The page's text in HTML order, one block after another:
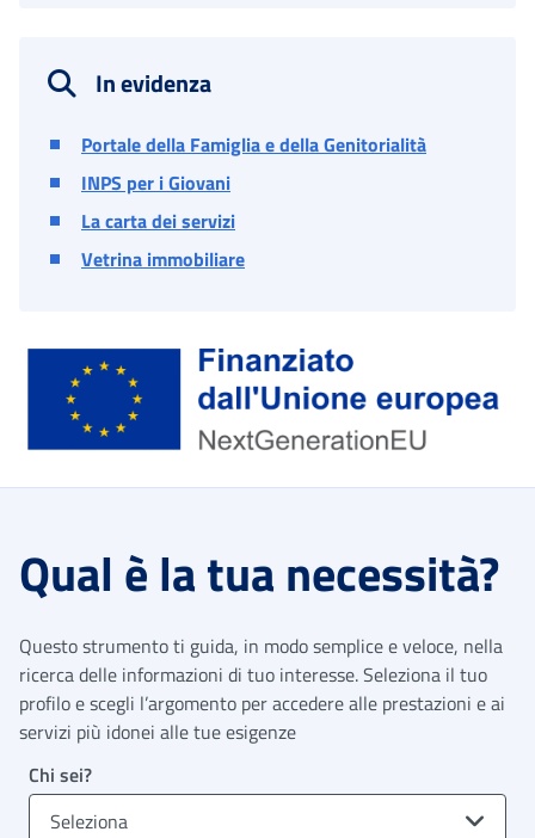
In evidenza
Portale della Famiglia e della Genitorialità
INPS per i Giovani
La carta dei servizi
Vetrina immobiliare
Qual è la tua necessità?
Questo strumento ti guida, in modo semplice e veloce, nella
ricerca delle informazioni di tuo interesse. Seleziona il tuo
profilo e scegli l’argomento per accedere alle prestazioni e ai
servizi più idonei alle tue esigenze
Chi sei?
Seleziona